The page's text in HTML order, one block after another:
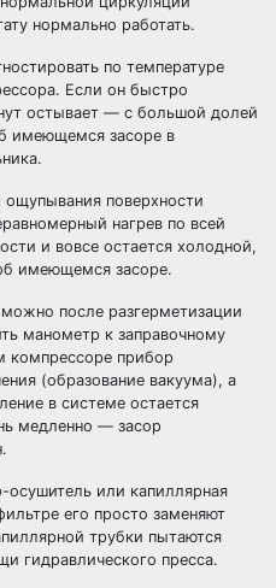
нормально работать.
по температуре
Если он быстро
остывает — с большой долей
имеющемся засоре в
поверхности
нагрев по всей
и вовсе остается холодной,
имеющемся засоре.
после разгерметизации
манометр к заправочному
компрессоре прибор
(образование вакуума), а
в системе остается
медленно — засор
или капиллярная
его просто заменяют
трубки пытаются
гидравлического пресса.